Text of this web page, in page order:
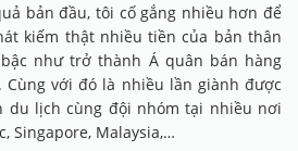
bản đầu, tôi cố gắng nhiều hơn để
kiếm thật nhiều tiền của bản thân
như trở thành Á quân bán hàng
Cùng với đó là nhiều lần giành được
du lịch cùng đội nhóm tại nhiều nơi
Singapore, Malaysia,…